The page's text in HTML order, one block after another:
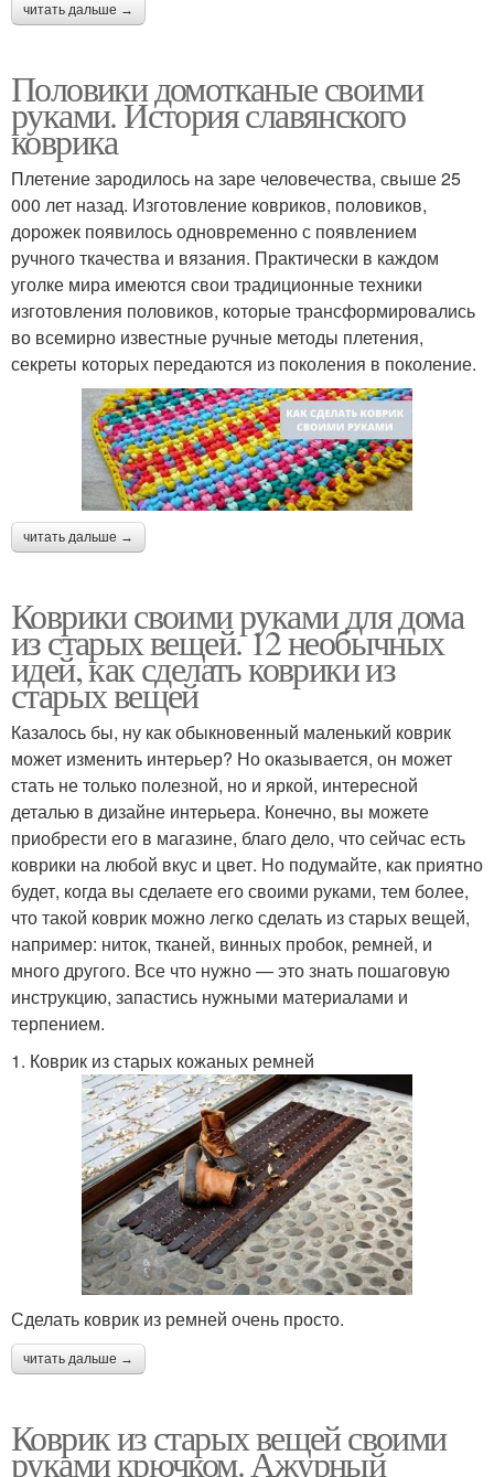
читать дальше →
Половики домотканые своими
руками. История славянского
коврика
Плетение зародилось на заре человечества, свыше 25
000 лет назад. Изготовление ковриков, половиков,
дорожек появилось одновременно с появлением
ручного ткачества и вязания. Практически в каждом
уголке мира имеются свои традиционные техники
изготовления половиков, которые трансформировались
во всемирно известные ручные методы плетения,
секреты которых передаются из поколения в поколение.
читать дальше →
Коврики своими руками для дома
из старых вещей. 12 необычных
идей, как сделать коврики из
старых вещей
Казалось бы, ну как обыкновенный маленький коврик
может изменить интерьер? Но оказывается, он может
стать не только полезной, но и яркой, интересной
деталью в дизайне интерьера. Конечно, вы можете
приобрести его в магазине, благо дело, что сейчас есть
коврики на любой вкус и цвет. Но подумайте, как приятно
будет, когда вы сделаете его своими руками, тем более,
что такой коврик можно легко сделать из старых вещей,
например: ниток, тканей, винных пробок, ремней, и
много другого. Все что нужно — это знать пошаговую
инструкцию, запастись нужными материалами и
терпением.
1. Коврик из старых кожаных ремней
Сделать коврик из ремней очень просто.
читать дальше →
Коврик из старых вещей своими
руками крючком. Ажурный